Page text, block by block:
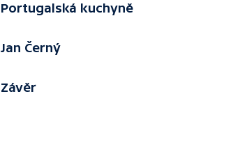
Portugalská kuchyně
Jan Černý
Závěr